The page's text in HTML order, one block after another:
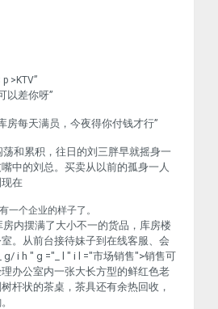
>KTV”
以差你呀”
房每天满员，今夜得你付钱才行”
和累积，往日的刘三胖早就摇身一
中的刘总。买卖从以前的孤身一人
在
一个企业的样子了。
房内摆满了大小不一的货品，库房楼
。从前台接待妹子到在线客服、会
g/ i h " g ="_ l " i l ="市场销售">销售可
办公室内一张大长方型的鲜红色老
杆状的茶桌，茶具还有余热回收，